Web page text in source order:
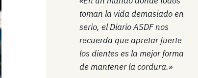
toman la vida demasiado en
serio, el Diario ASDF nos
recuerda que apretar fuerte
los dientes es la mejor forma
de mantener la cordura.»